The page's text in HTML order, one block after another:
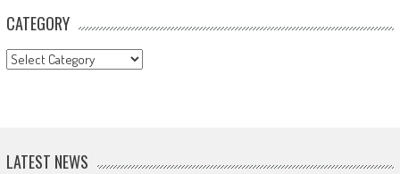
CATEGORY
CATEGORY
LATEST NEWS